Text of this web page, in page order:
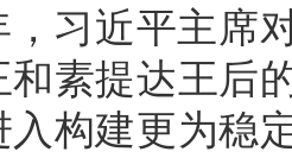
，习近平主席
和素提达王后
入构建更为稳